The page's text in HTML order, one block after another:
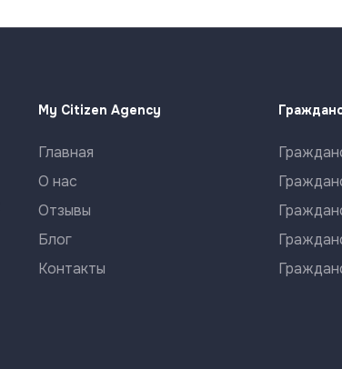
My Citizen Agency
Главная
О нас
Отзывы
Блог
Контакты